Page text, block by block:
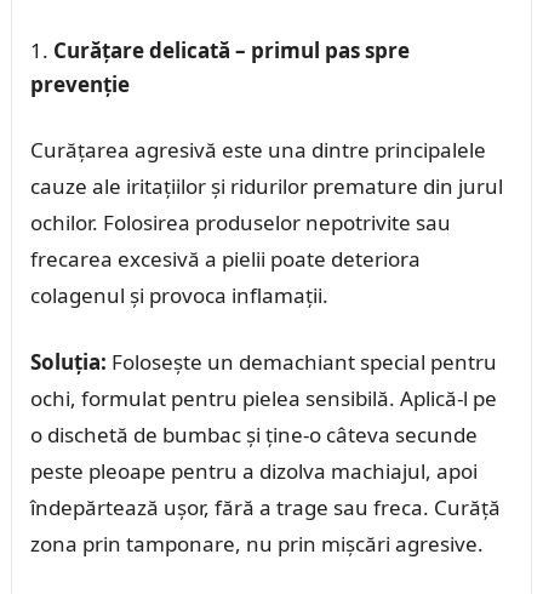
Curățare delicată – primul pas spre
prevenție
Curățarea agresivă este una dintre principalele
cauze ale iritațiilor și ridurilor premature din jurul
ochilor. Folosirea produselor nepotrivite sau
frecarea excesivă a pielii poate deteriora
colagenul și provoca inflamații.
Soluția: Folosește un demachiant special pentru
ochi, formulat pentru pielea sensibilă. Aplică-l pe
o dischetă de bumbac și ține-o câteva secunde
peste pleoape pentru a dizolva machiajul, apoi
îndepărtează ușor, fără a trage sau freca. Curăță
zona prin tamponare, nu prin mișcări agresive.